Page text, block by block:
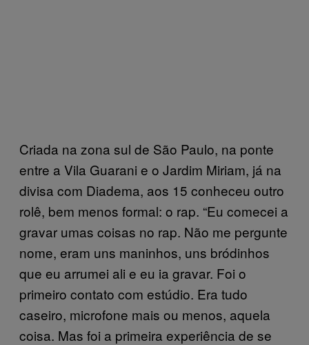
Criada na zona sul de São Paulo, na ponte
entre a Vila Guarani e o Jardim Miriam, já na
divisa com Diadema, aos 15 conheceu outro
rolê, bem menos formal: o rap. “Eu comecei a
gravar umas coisas no rap. Não me pergunte
nome, eram uns maninhos, uns bródinhos
que eu arrumei ali e eu ia gravar. Foi o
primeiro contato com estúdio. Era tudo
caseiro, microfone mais ou menos, aquela
coisa. Mas foi a primeira experiência de se